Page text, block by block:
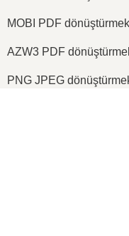
MOBI PDF dönüştürmek
AZW3 PDF
PNG JPEG